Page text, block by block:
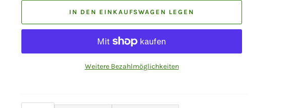
IN DEN EINKAUFSWAGEN LEGEN
Weitere Bezahlmöglichkeiten